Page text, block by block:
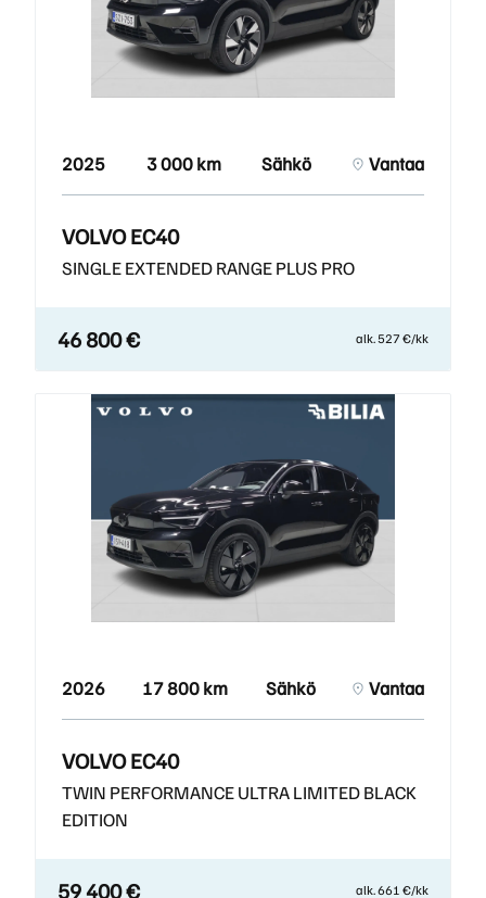
2025 3 000 km Sähkö Vantaa
VOLVO EC40
SINGLE EXTENDED RANGE PLUS PRO
46 800 € alk. 527 €/kk
2026 17 800 km Sähkö Vantaa
VOLVO EC40
TWIN PERFORMANCE ULTRA LIMITED BLACK
EDITION
59 400 € alk. 661 €/kk